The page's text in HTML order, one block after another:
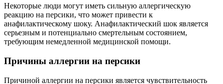
Некоторые люди могут иметь сильную аллергическую
реакцию на персики, что может привести к
анафилактическому шоку. Анафилактический шок является
серьезным и потенциально смертельным состоянием,
требующим немедленной медицинской помощи.
Причины аллергии на персики
Причиной аллергии на персики является чувствительность